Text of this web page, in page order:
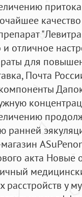
отличное
для
Почта
ранней
магазин
акта
расстройств у